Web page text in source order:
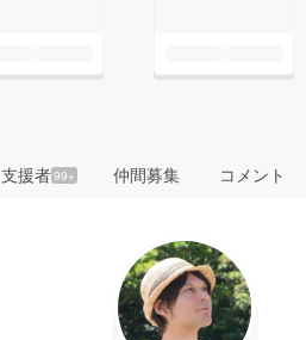
支援者99+ 仲間募集 コメント